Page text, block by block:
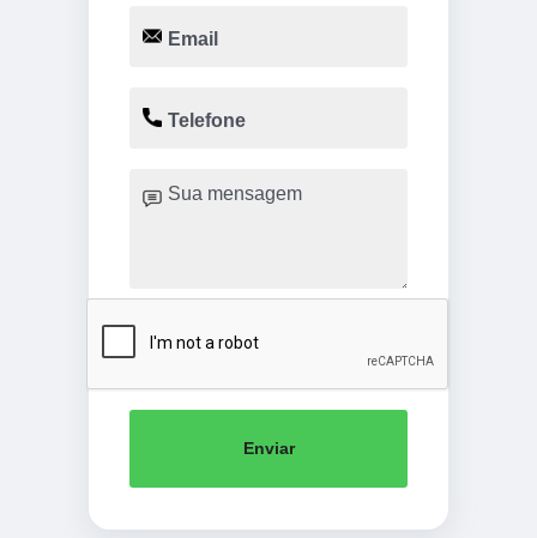
Enviar